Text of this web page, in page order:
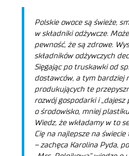
Polskie owoce są świeże,
w składniki odżywcze.
pewność, że są zdrowe.
składników odżywczych
Sięgając po truskawki od
dostawców, a tym bardziej
produkujących te
rozwój gospodarki i „dajesz
o środowisko, mniej
Wiedz, że wkładamy w to
Cię na najlepsze na świecie
– zachęca Karolina Pyda,